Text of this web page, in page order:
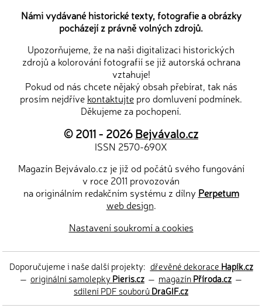
Námi vydávané historické texty, fotografie a obrázky
pocházejí z právně volných zdrojů.
Upozorňujeme, že na naši digitalizaci historických
zdrojů a kolorování fotografií se již autorská ochrana
vztahuje!
Pokud od nás chcete nějaký obsah přebírat, tak nás
prosím nejdříve kontaktujte pro domluvení podmínek.
Děkujeme za pochopení.
© 2011 - 2026Bejvávalo.cz
ISSN 2570-690X
Magazín Bejvávalo.cz je již od počátů svého fungování
v roce 2011 provozován
na originálním redakčním systému z dílny Perpetum
web design.
Nastavení soukromí a cookies
Doporučujeme i naše další projekty: dřevěné dekorace Hapík.cz
— originální samolepkyPieris.cz — magazínPříroda.cz —
sdílení PDF souborůDraGIF.cz